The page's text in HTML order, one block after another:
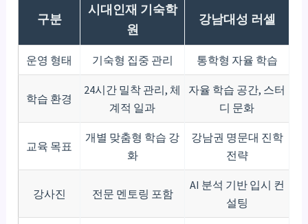
구분
시대인재 기숙학
원
강남대성 러셀
운영 형태 기숙형 집중 관리 통학형 자율 학습
학습 환경
24시간 밀착 관리, 체
계적 일과
자율 학습 공간, 스터
디 문화
교육 목표
개별 맞춤형 학습 강
화
강남권 명문대 진학
전략
강사진 전문 멘토링 포함
AI 분석 기반 입시 컨
설팅